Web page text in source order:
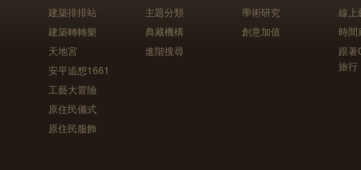
建築排排站
建築轉轉樂
天地宮
安平追想1661
工藝大冒險
原住民儀式
原住民服飾
主題分類
典藏機構
進階搜尋
學術研究
創意加值
線上
時間
跟
旅行